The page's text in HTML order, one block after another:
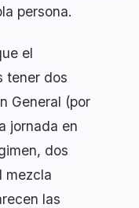
persona.
el
tener dos
General (por
jornada en
dos
mezcla
las